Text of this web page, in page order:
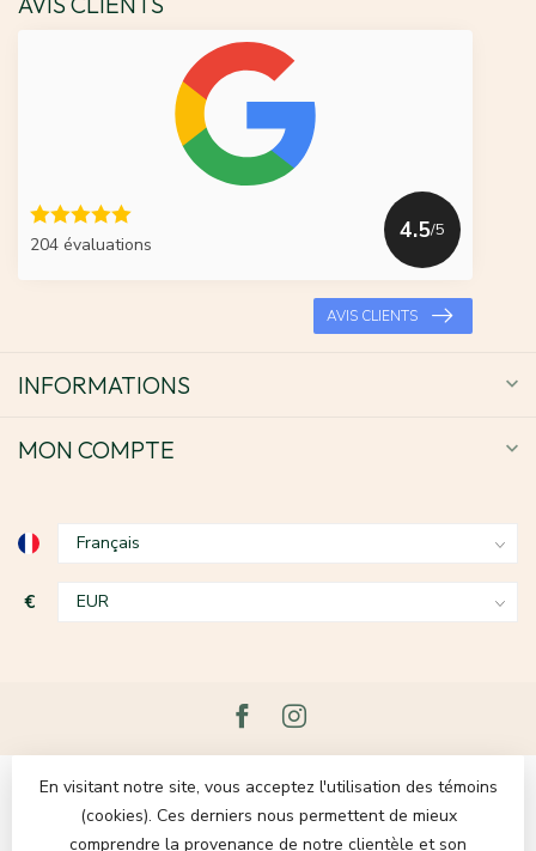
204 évaluations
4.5/5
AVIS CLIENTS
INFORMATIONS
MON COMPTE
€
En visitant notre site, vous acceptez l'utilisation des témoins
(cookies). Ces derniers nous permettent de mieux
comprendre la provenance de notre clientèle et son